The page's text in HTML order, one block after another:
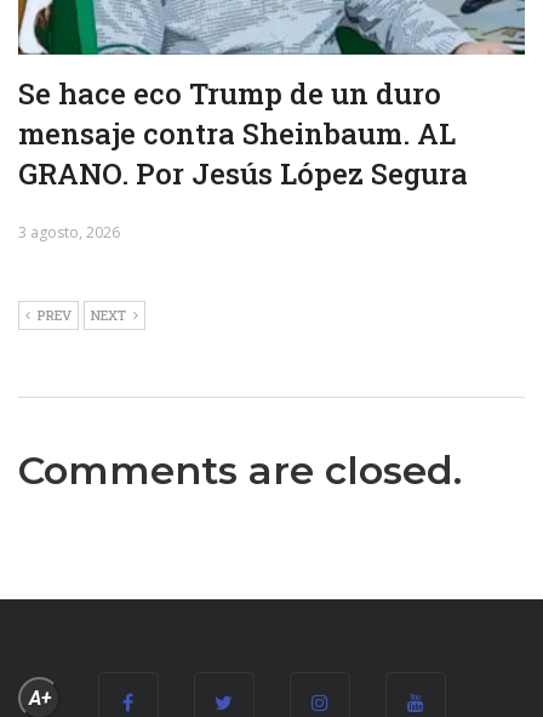
Se hace eco Trump de un duro
mensaje contra Sheinbaum. AL
GRANO. Por Jesús López Segura
3 agosto, 2026
PREV NEXT
Comments are closed.
A+